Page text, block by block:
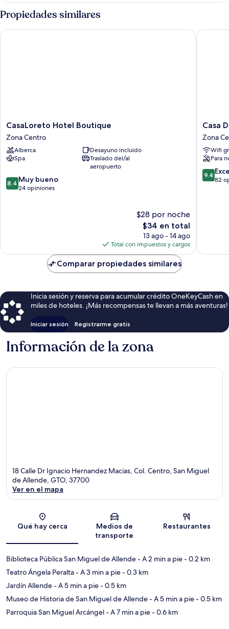
superior,
Terraza
Propiedades similares
CasaLoreto
Hotel
Boutique
Zona
Centro
CasaLoreto Hotel Boutique
Zona Centro
Alberca
Desayuno incluido
Spa
Traslado del/al
aeropuerto
8.4
de
8.4 Muy bueno
24 opiniones
$28 por noche
El
precio
actual
es
de
$34
$34 en total
13 ago - 14 ago
Total con impuestos y cargos
CasaLoreto Hotel Boutique
Casa
Doper
Relox
Zona
Centro
Casa
Zona
Wifi
Para
9.4
de
9.4
82
Casa
Comparar propiedades similares
Inicia sesión y reserva para acumular crédito OneKeyCash en
miles de hoteles. ¡Más recompensas te llevan a más aventuras!
Iniciar sesión Registrarme gratis
Información de la zona
18 Calle Dr Ignacio Hernandez Macias, Col. Centro, San Miguel
de Allende, GTO, 37700
Ver en el mapa
Qué hay cerca
Medios de
transporte
Restaurantes
Biblioteca Pública San Miguel de Allende- A 2 min a pie- 0.2 km
Teatro Ángela Peralta- A 3 min a pie- 0.3 km
Jardín Allende- A 5 min a pie- 0.5 km
Museo de Historia de San Miguel de Allende- A 5 min a pie- 0.5 km
Parroquia San Miguel Arcángel- A 7 min a pie- 0.6 km